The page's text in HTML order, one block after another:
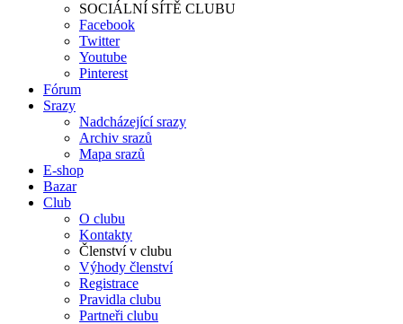
SOCIÁLNÍ SÍTĚ CLUBU
Facebook
Twitter
Youtube
Pinterest
Fórum
Srazy
Nadcházející srazy
Archiv srazů
Mapa srazů
E-shop
Bazar
Club
O clubu
Kontakty
Členství v clubu
Výhody členství
Registrace
Pravidla clubu
Partneři clubu